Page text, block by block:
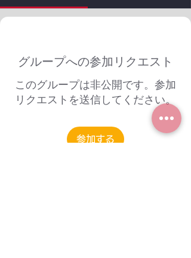
グループへの参加リクエスト
このグループは非公開です。参加
リクエストを送信してください。
参加する